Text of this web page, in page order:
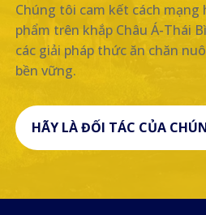
Chúng tôi cam kết cách
phẩm trên khắp Châu Á-Thái
các giải pháp thức ăn chăn
bền vững.
HÃY LÀ ĐỐI TÁC CỦA